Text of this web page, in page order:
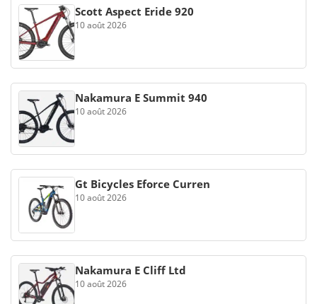
Scott Aspect Eride 920
10 août 2026
Nakamura E Summit 940
10 août 2026
Gt Bicycles Eforce Curren
10 août 2026
Nakamura E Cliff Ltd
10 août 2026